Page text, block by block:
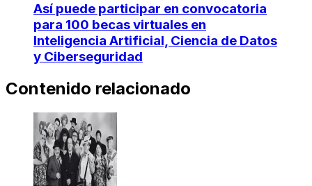
Así puede participar en convocatoria
para 100 becas virtuales en
Inteligencia Artificial, Ciencia de Datos
y Ciberseguridad
Contenido relacionado